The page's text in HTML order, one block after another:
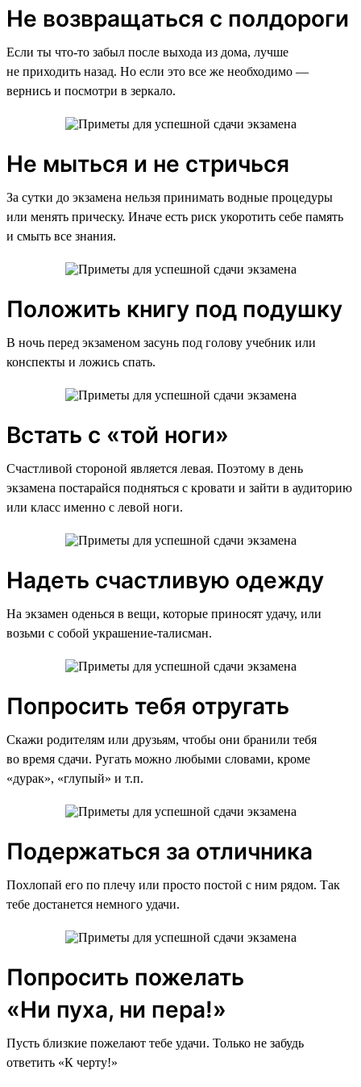
Не возвращаться с полдороги
Если ты что-то забыл после выхода из дома, лучше
не приходить назад. Но если это все же необходимо —
вернись и посмотри в зеркало.
Не мыться и не стричься
За сутки до экзамена нельзя принимать водные процедуры
или менять прическу. Иначе есть риск укоротить себе память
и смыть все знания.
Положить книгу под подушку
В ночь перед экзаменом засунь под голову учебник или
конспекты и ложись спать.
Встать с «той ноги»
Счастливой стороной является левая. Поэтому в день
экзамена постарайся подняться с кровати и зайти в аудиторию
или класс именно с левой ноги.
Надеть счастливую одежду
На экзамен оденься в вещи, которые приносят удачу, или
возьми с собой украшение-талисман.
Попросить тебя отругать
Скажи родителям или друзьям, чтобы они бранили тебя
во время сдачи. Ругать можно любыми словами, кроме
«дурак», «глупый» и т.п.
Подержаться за отличника
Похлопай его по плечу или просто постой с ним рядом. Так
тебе достанется немного удачи.
Попросить пожелать
«Ни пуха, ни пера!»
Пусть близкие пожелают тебе удачи. Только не забудь
ответить «К черту!»